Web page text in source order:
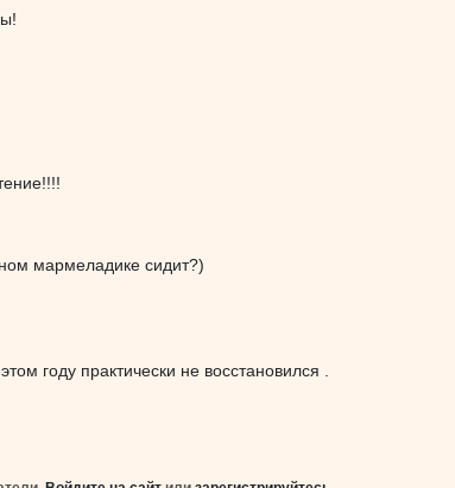
мармеладике сидит?)
году практически не восстановился .